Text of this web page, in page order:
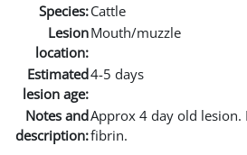
Species:Cattle
Lesion
location:
Mouth/muzzle
Estimated
lesion age:
4-5 days
Notes and
description:
Approx 4 day old lesion.
fibrin.